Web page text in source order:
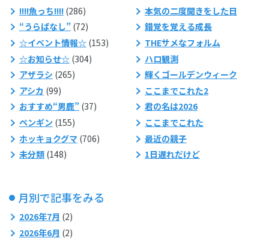
!!!!魚っち!!!!(286)
“うらばなし”(72)
☆イベント情報☆(153)
☆お知らせ☆(304)
アザラシ (265)
アシカ (99)
おすすめ“男鹿”(37)
ペンギン (155)
ホッキョクグマ (706)
未分類(148)
本気の二度聞きをした日
錯覚を覚える成長
THEサメなフォルム
ハロ観測
輝くゴールデンウィーク
ここまでこれた2
君の名は2026
ここまでこれた
最近の親子
1日遅れだけど
月別で記事をみる
2026年7月 (2)
2026年6月 (2)